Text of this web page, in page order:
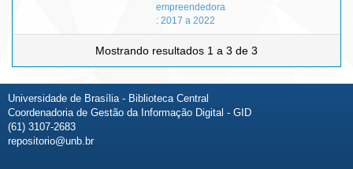
empreendedora
: 2017 a 2022
Mostrando resultados 1 a 3 de 3
Universidade de Brasília - Biblioteca Central
Coordenadoria de Gestão da Informação Digital - GID
(61) 3107-2683
repositorio@unb.br